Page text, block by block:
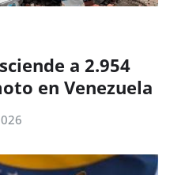
a 2.954
en Venezuela